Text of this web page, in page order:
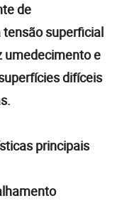
de
tensão superficial
umedecimento e
difíceis
principais